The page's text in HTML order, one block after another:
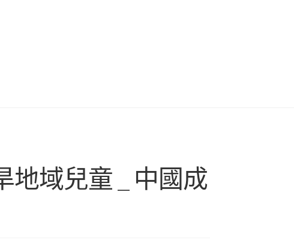
域兒童 _ 中國成